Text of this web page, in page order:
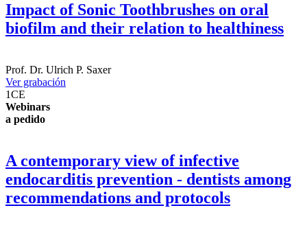
Impact of Sonic Toothbrushes on oral
biofilm and their relation to healthiness
Prof. Dr. Ulrich P. Saxer
Ver grabación
1CE
Webinars
a pedido
A contemporary view of infective
endocarditis prevention - dentists among
recommendations and protocols